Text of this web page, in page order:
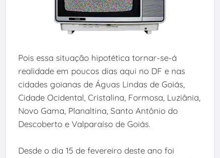
Pois essa situação hipotética tornar-se-á
realidade em poucos dias aqui no DF e nas
cidades goianas de Águas Lindas de Goiás,
Cidade Ocidental, Cristalina, Formosa, Luziânia,
Novo Gama, Planaltina, Santo Antônio do
Descoberto e Valparaíso de Goiás.
Desde o dia 15 de fevereiro deste ano foi